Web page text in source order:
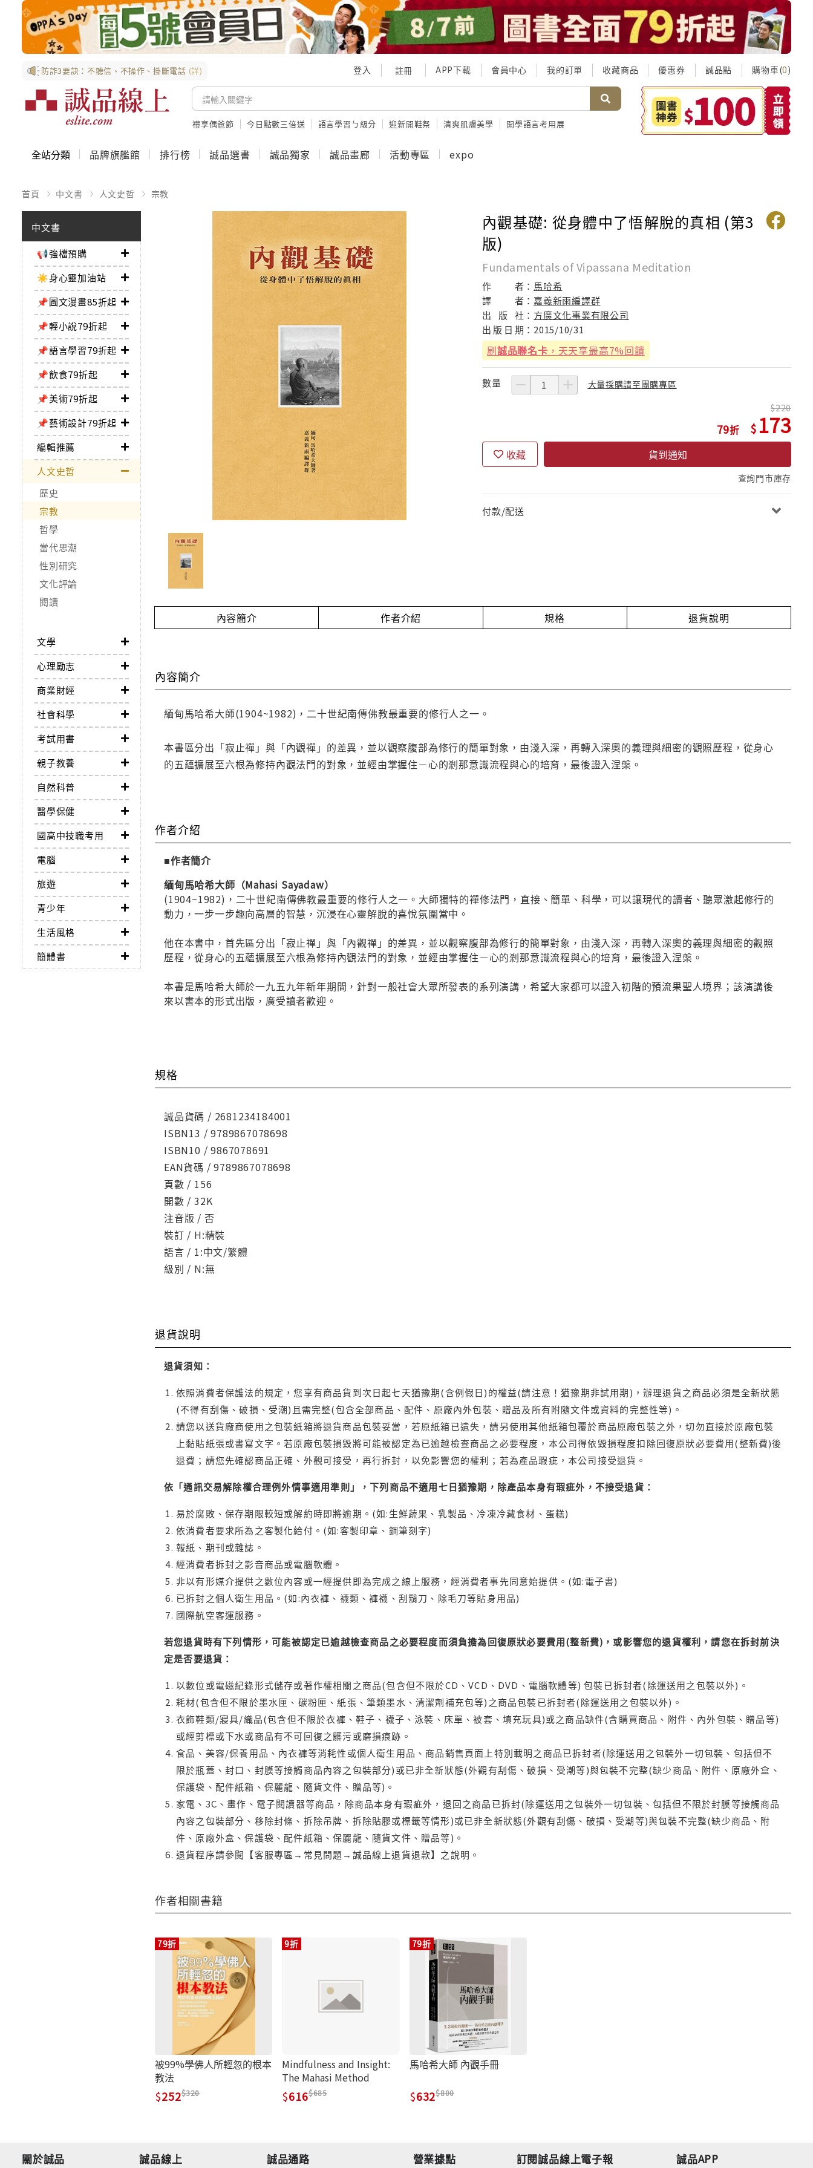
防詐3要訣：不聽信、不操作、掛斷電話 (詳) 登入 註冊 APP下載 會員中心 我的訂單 收藏商品 優惠券 誠品點 購物車(0)
禮享偶爸節 今日點數三倍送 語言學習ㄅ級分 迎新開鞋祭 清爽肌膚美學 開學語言考用展
全站分類 品牌旗艦館 排行榜 誠品選書 誠品獨家 誠品畫廊 活動專區 expo
首頁 中文書 人文史哲 宗教
中文書
📢強檔預購
☀️身心靈加油站
📌圖文漫畫85折起
📌輕小說79折起
📌語言學習79折起
📌飲食79折起
📌美術79折起
📌藝術設計79折起
編輯推薦
人文史哲
歷史
宗教
哲學
當代思潮
性別研究
文化評論
閱讀
文學
心理勵志
商業財經
社會科學
考試用書
親子教養
自然科普
醫學保健
國高中技職考用
電腦
旅遊
青少年
生活風格
簡體書
內觀基礎: 從身體中了悟解脫的真相 (第3
版)
Fundamentals of Vipassana Meditation
作 者： 馬哈希
譯
者： 嘉義新雨編譯群
出
版 社： 方廣文化事業有限公司
出 版 日 期： 2015/10/31
刷誠品聯名卡 ，天天享最高7%回饋
數量 大量採購請至團購專區
79
220
173
收藏 貨到通知
查詢門市庫存
付款/配送
內容簡介 作者介紹 規格 退貨說明
內容簡介
緬甸馬哈希大師(1904~1982)，二十世紀南傳佛教最重要的修行人之一。
本書區分出「寂止禪」與「內觀禪」的差異，並以觀察腹部為修行的簡單對象，由淺入深，再轉入深奧的義理與細密的觀照歷程，從身心
的五蘊擴展至六根為修持內觀法門的對象，並經由掌握住－心的剎那意識流程與心的培育，最後證入涅槃。
作者介紹
■作者簡介
緬甸馬哈希大師（Mahasi Sayadaw）
(1904~1982)，二十世紀南傳佛教最重要的修行人之一。大師獨特的禪修法門，直接、簡單、科學，可以讓現代的讀者、聽眾激起修行的
動力，一步一步趣向高層的智慧，沉浸在心靈解脫的喜悅氛圍當中。
他在本書中，首先區分出「寂止禪」與「內觀禪」的差異，並以觀察腹部為修行的簡單對象，由淺入深，再轉入深奧的義理與細密的觀照
歷程，從身心的五蘊擴展至六根為修持內觀法門的對象，並經由掌握住－心的剎那意識流程與心的培育，最後證入涅槃。
本書是馬哈希大師於一九五九年新年期間，針對一般社會大眾所發表的系列演講，希望大家都可以證入初階的預流果聖人境界；該演講後
來以書本的形式出版，廣受讀者歡迎。
規格
誠品貨碼 / 2681234184001
ISBN13 / 9789867078698
ISBN10 / 9867078691
EAN貨碼 / 9789867078698
頁數 / 156
開數 / 32K
注音版 / 否
裝訂 / H:精裝
語言 / 1:中文/繁體
級別 / N:無
退貨說明
退貨須知：
依照消費者保護法的規定，您享有商品貨到次日起七天猶豫期(含例假日)的權益(請注意！猶豫期非試用期)，辦理退貨之商品必須是全新狀態
(不得有刮傷、破損、受潮)且需完整(包含全部商品、配件、原廠內外包裝、贈品及所有附隨文件或資料的完整性等)。
請您以送貨廠商使用之包裝紙箱將退貨商品包裝妥當，若原紙箱已遺失，請另使用其他紙箱包覆於商品原廠包裝之外，切勿直接於原廠包裝
上黏貼紙張或書寫文字。若原廠包裝損毀將可能被認定為已逾越檢查商品之必要程度，本公司得依毀損程度扣除回復原狀必要費用(整新費)後
退費；請您先確認商品正確、外觀可接受，再行拆封，以免影響您的權利；若為產品瑕疵，本公司接受退貨。
依「通訊交易解除權合理例外情事適用準則」，下列商品不適用七日猶豫期，除產品本身有瑕疵外，不接受退貨：
易於腐敗、保存期限較短或解約時即將逾期。(如:生鮮蔬果、乳製品、冷凍冷藏食材、蛋糕)
依消費者要求所為之客製化給付。(如:客製印章、鋼筆刻字)
報紙、期刊或雜誌。
經消費者拆封之影音商品或電腦軟體。
非以有形媒介提供之數位內容或一經提供即為完成之線上服務，經消費者事先同意始提供。(如:電子書)
已拆封之個人衛生用品。(如:內衣褲、襪類、褲襪、刮鬍刀、除毛刀等貼身用品)
國際航空客運服務。
若您退貨時有下列情形，可能被認定已逾越檢查商品之必要程度而須負擔為回復原狀必要費用(整新費)，或影響您的退貨權利，請您在拆封前決
定是否要退貨：
以數位或電磁紀錄形式儲存或著作權相關之商品(包含但不限於CD、VCD、DVD、電腦軟體等) 包裝已拆封者(除運送用之包裝以外)。
耗材(包含但不限於墨水匣、碳粉匣、紙張、筆類墨水、清潔劑補充包等)之商品包裝已拆封者(除運送用之包裝以外)。
衣飾鞋類/寢具/織品(包含但不限於衣褲、鞋子、襪子、泳裝、床單、被套、填充玩具)或之商品缺件(含購買商品、附件、內外包裝、贈品等)
或經剪標或下水或商品有不可回復之髒污或磨損痕跡。
食品、美容/保養用品、內衣褲等消耗性或個人衛生用品、商品銷售頁面上特別載明之商品已拆封者(除運送用之包裝外一切包裝、包括但不
限於瓶蓋、封口、封膜等接觸商品內容之包裝部分)或已非全新狀態(外觀有刮傷、破損、受潮等)與包裝不完整(缺少商品、附件、原廠外盒、
保護袋、配件紙箱、保麗龍、隨貨文件、贈品等)。
家電、3C、畫作、電子閱讀器等商品，除商品本身有瑕疵外，退回之商品已拆封(除運送用之包裝外一切包裝、包括但不限於封膜等接觸商品
內容之包裝部分、移除封條、拆除吊牌、拆除貼膠或標籤等情形)或已非全新狀態(外觀有刮傷、破損、受潮等)與包裝不完整(缺少商品、附
件、原廠外盒、保護袋、配件紙箱、保麗龍、隨貨文件、贈品等)。
退貨程序請參閱【客服專區→常見問題→誠品線上退貨退款】之說明。
作者相關書籍
79折
被99%學佛人所輕忽的根本
教法
252 320
9折
Mindfulness and Insight:
The Mahasi Method
616 685
79折
馬哈希大師 內觀手冊
632 800
關於誠品 誠品線上 誠品通路 營業據點 訂閱誠品線上電子報 誠品APP